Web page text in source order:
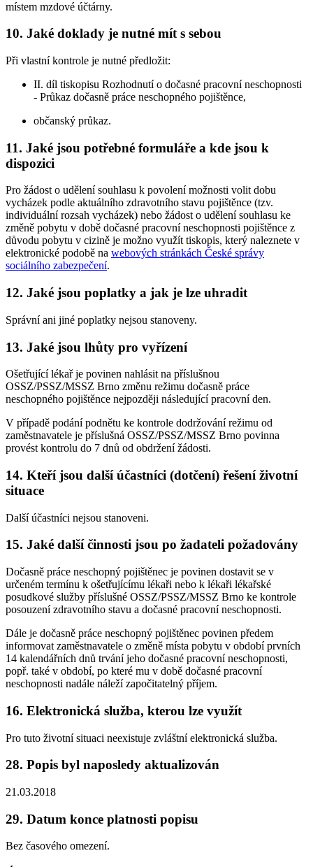
místem mzdové účtárny.
10. Jaké doklady je nutné mít s sebou
Při vlastní kontrole je nutné předložit:
II. díl tiskopisu Rozhodnutí o dočasné pracovní neschopnosti
- Průkaz dočasně práce neschopného pojištěnce,
občanský průkaz.
11. Jaké jsou potřebné formuláře a kde jsou k
dispozici
Pro žádost o udělení souhlasu k povolení možnosti volit dobu
vycházek podle aktuálního zdravotního stavu pojištěnce (tzv.
individuální rozsah vycházek) nebo žádost o udělení souhlasu ke
změně pobytu v době dočasné pracovní neschopnosti pojištěnce z
důvodu pobytu v cizině je možno využít tiskopis, který naleznete v
elektronické podobě na webových stránkách České správy
sociálního zabezpečení.
12. Jaké jsou poplatky a jak je lze uhradit
Správní ani jiné poplatky nejsou stanoveny.
13. Jaké jsou lhůty pro vyřízení
Ošetřující lékař je povinen nahlásit na příslušnou
OSSZ/PSSZ/MSSZ Brno změnu režimu dočasně práce
neschopného pojištěnce nejpozději následující pracovní den.
V případě podání podnětu ke kontrole dodržování režimu od
zaměstnavatele je příslušná OSSZ/PSSZ/MSSZ Brno povinna
provést kontrolu do 7 dnů od obdržení žádosti.
14. Kteří jsou další účastníci (dotčení) řešení životní
situace
Další účastníci nejsou stanoveni.
15. Jaké další činnosti jsou po žadateli požadovány
Dočasně práce neschopný pojištěnec je povinen dostavit se v
určeném termínu k ošetřujícímu lékaři nebo k lékaři lékařské
posudkové služby příslušné OSSZ/PSSZ/MSSZ Brno ke kontrole
posouzení zdravotního stavu a dočasné pracovní neschopnosti.
Dále je dočasně práce neschopný pojištěnec povinen předem
informovat zaměstnavatele o změně místa pobytu v období prvních
14 kalendářních dnů trvání jeho dočasné pracovní neschopnosti,
popř. také v období, po které mu v době dočasné pracovní
neschopnosti nadále náleží započitatelný příjem.
16. Elektronická služba, kterou lze využít
Pro tuto životní situaci neexistuje zvláštní elektronická služba.
28. Popis byl naposledy aktualizován
21.03.2018
29. Datum konce platnosti popisu
Bez časového omezení.